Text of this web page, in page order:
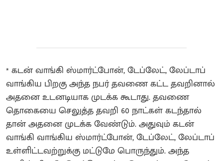
* கடன் வாங்கி ஸ்மார்ட்போன், டேப்லேட், லேப்டாப்
வாங்கிய பிறகு அந்த நபர் தவணை கட்ட தவறினால்
அதனை உடனடியாக முடக்க கூடாது. தவணை
தொகையை செலுத்த தவறி 60 நாட்கள் கடந்தால்
தான் அதனை முடக்க வேண்டும். அதுவும் கடன்
வாங்கி வாங்கிய ஸ்மார்ட்போன், டேப்லேட், லேப்டாப்
உள்ளிட்டவற்றுக்கு மட்டுமே பொருந்தும். அந்த